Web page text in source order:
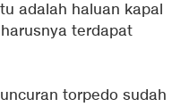
adalah haluan kapal
terdapat
torpedo sudah